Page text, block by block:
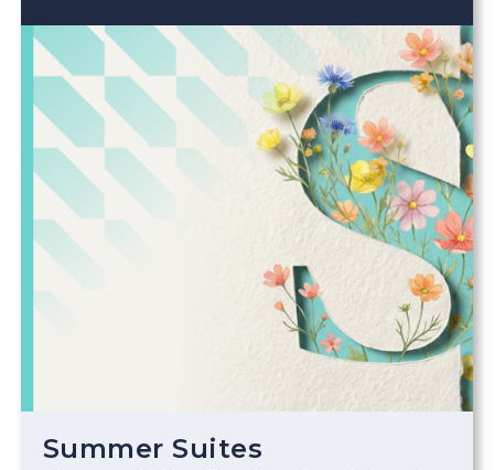
Summer Suites